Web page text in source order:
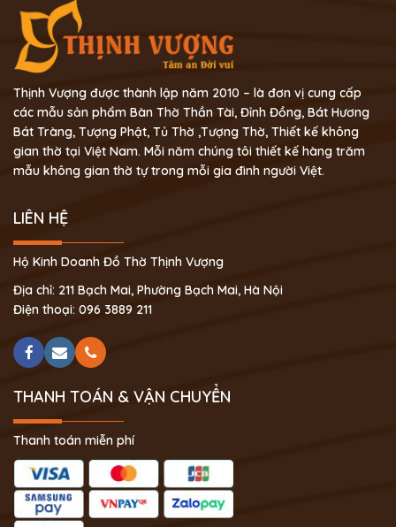
Thịnh Vượng được thành lập năm 2010 – là đơn vị cung cấp
các mẫu sản phẩm Bàn Thờ Thần Tài, Đỉnh Đồng, Bát Hương
Bát Tràng, Tượng Phật, Tủ Thờ ,Tượng Thờ, Thiết kế không
gian thờ tại Việt Nam. Mỗi năm chúng tôi thiết kế hàng trăm
mẫu không gian thờ tự trong mỗi gia đình người Việt.
LIÊN HỆ
Hộ Kinh Doanh Đồ Thờ Thịnh Vượng
Địa chỉ: 211 Bạch Mai, Phường Bạch Mai, Hà Nội
Điện thoại: 096 3889 211
THANH TOÁN & VẬN CHUYỂN
Thanh toán miễn phí